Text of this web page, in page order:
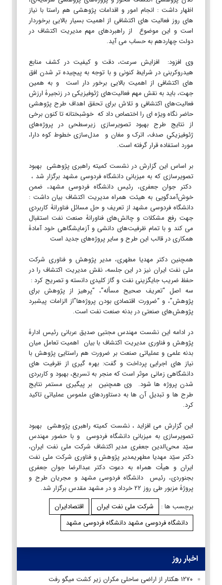
اظهار داشت : انجام امور و اقدامات پژوهشی هم راستا با نیاز
های روز فعالیت های اکتشافی از اهمیت بسیار بالایی برخوردار
است و این موضوع از راهبردهای مهم مدیریت اکتشاف در
دولت چهاردهم به حساب می آید.
وی افزود: افزایش سرعت، دقت و کیفیت در کشف منابع
هیدروکربنی در شرایط کنونی و با توجه به پیچیده تر شدن افق
های اکتشافی از اهمیت بالایی برخور دار است و به همین
جهت، باید به نقش مهم فعالیت‌های ژئوفیزیکی در زنجیرۀ ارزش
فعالیت‌های اکتشافی و تلاش برای تحقق اهداف طرح پژوهشی
حاضر نگاه ویژه ای را اختصاص داد که خوشبختانه تا کنون برخی
از نتایج طرح بهبود تصویرسازی زیرسطحی در پروژه‌های
ژئوفیزیکیِ صدف، اترک و مغان و مدل‌سازی خطوط کوه دارا،
مورد استفاده قرار گرفته است.
بر اساس این گزارش در نشست کمیته راهبری پژوهشی بهبود
تصویرسازی که به میزبانی دانشگاه فردوسی مشهد برگزار شد ،
دکتر جوان جعفری، رئیس دانشگاه فردوسی مشهد، ضمن
خوش‌آمدگویی به هیئت همراه مدیریت اکتشاف بیان داشت :
دانشگاه فردوسی مشهد از تعریف و حل مسائل فناورانۀ کاربردی
جهت رفع مشکلات و چالش‌های فناورانۀ صنعت نفت استقبال
می کند و با تمام ظرفیت‌های دانشی و آزمایشگاهی خود آمادۀ
همکاری در قالب این طرح و سایر پروژه‌های جدید است
همچنین دکتر مهدیا مطهری، مدیر پژوهش و فناوری شرکت
ملی نفت ایران نیز در این جلسه، نقش مدیریت اکتشاف را در
حفظ ضریب جایگزینی نفت و گاز کلیدی دانسته و تصریح کرد :
سه اصل “تعریف صحیح مسأله”، “پرهیز از پژوهش برای
پژوهش”، و “ضرورت اقتصادی بودن پروژه‌ها”از الزامات پیشبرد
پژوهش‌های صنعتی در بدنه صنعت نفت است.
در ادامه این نشست مهندس مجتبی صدیق عربانی رئیس ادارۀ
پژوهش و فناوری مدیریت اکتشاف با بیان اهمیت تعامل میان
بدنه علمی و عملیاتی صنعت بر ضرورت هم راستایی پژوهش با
نیاز های اجرایی پرداخت و گفت: بهره گیری از ظرفیت های
دانشگاهی زمانی موثر است که منجر به تسریع، بهبود و کاربردی
شدن پروژه ها شود. وی همچنین بر پیگیری مستمر نتایج
طرح ها و تبدیل آن ها به دستاوردهای ملموس عملیاتی تاکید
کرد.
این گزارش می افزاید ، نشست کمیته راهبری پژوهشی بهبود
تصویرسازی به میزبانی دانشگاه فردوسی و با حضور مهندس
سیّد محی‌الدین جعفری مدیر اکتشاف شرکت ملی نفت ایران،
دکتر سیّد مهدیا مطهریمدیر پژوهش و فناوری شرکت ملی نفت
ایران و هیأت همراه به دعوت دکتر عبدالرضا جوان جعفری
بجنوردی، رئیس دانشگاه فردوسی مشهد و مجریان طرح و
پروژۀ مزبور طی روز ۲۲ خرداد و در مشهد مقدس برگزار شد.
برچسب ها :
شرکت ملی نفت ایران
اقتصادایران
دانشگاه فردوسی مشهد دانشگاه فردوسی مشهد
اخبار روز
۱۲۷۰ هکتار از اراضی ساحلی مکران زیر کشت میگو رفت